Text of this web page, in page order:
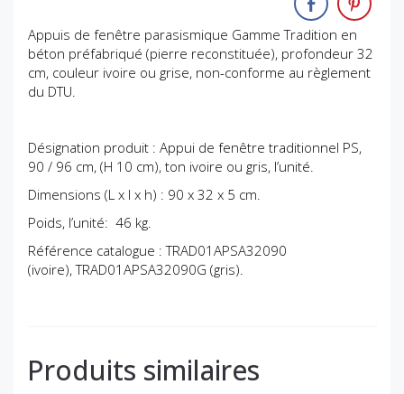
Appuis de fenêtre parasismique Gamme Tradition en
béton préfabriqué (pierre reconstituée), profondeur 32
cm, couleur ivoire ou grise, non-conforme au règlement
du DTU.
Désignation produit : Appui de fenêtre traditionnel PS,
90 / 96 cm, (H 10 cm), ton ivoire ou gris, l’unité.
Dimensions (L x l x h) : 90 x 32 x 5 cm.
Poids, l’unité: 46 kg.
Référence catalogue : TRAD01APSA32090
(ivoire), TRAD01APSA32090G (gris).
Produits similaires